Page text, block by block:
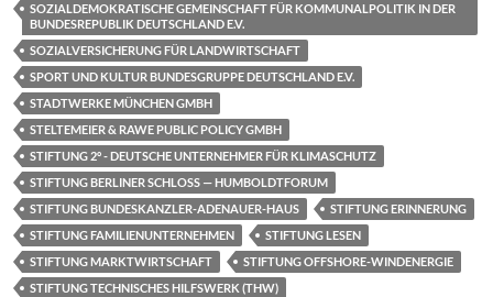
SOZIALDEMOKRATISCHE GEMEINSCHAFT FÜR KOMMUNALPOLITIK IN DER
BUNDESREPUBLIK DEUTSCHLAND E.V.
SOZIALVERSICHERUNG FÜR LANDWIRTSCHAFT
SPORT UND KULTUR BUNDESGRUPPE DEUTSCHLAND E.V.
STADTWERKE MÜNCHEN GMBH
STELTEMEIER & RAWE PUBLIC POLICY GMBH
STIFTUNG 2° - DEUTSCHE UNTERNEHMER FÜR KLIMASCHUTZ
STIFTUNG BERLINER SCHLOSS — HUMBOLDTFORUM
STIFTUNG BUNDESKANZLER-ADENAUER-HAUS
STIFTUNG ERINNERUNG
STIFTUNG FAMILIENUNTERNEHMEN
STIFTUNG LESEN
STIFTUNG MARKTWIRTSCHAFT
STIFTUNG OFFSHORE-WINDENERGIE
STIFTUNG TECHNISCHES HILFSWERK (THW)